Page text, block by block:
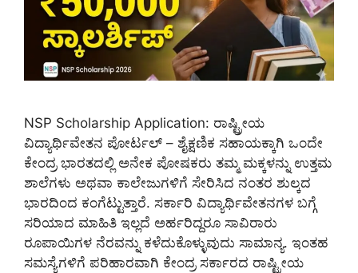
NSP Scholarship Application: ರಾಷ್ಟ್ರೀಯ
ವಿದ್ಯಾರ್ಥಿವೇತನ ಪೋರ್ಟಲ್ – ಶೈಕ್ಷಣಿಕ ಸಹಾಯಕ್ಕಾಗಿ ಒಂದೇ
ಕೇಂದ್ರ ಭಾರತದಲ್ಲಿ ಅನೇಕ ಪೋಷಕರು ತಮ್ಮ ಮಕ್ಕಳನ್ನು ಉತ್ತಮ
ಶಾಲೆಗಳು ಅಥವಾ ಕಾಲೇಜುಗಳಿಗೆ ಸೇರಿಸಿದ ನಂತರ ಶುಲ್ಕದ
ಭಾರದಿಂದ ಕಂಗೆಟ್ಟುತ್ತಾರೆ. ಸರ್ಕಾರಿ ವಿದ್ಯಾರ್ಥಿವೇತನಗಳ ಬಗ್ಗೆ
ಸರಿಯಾದ ಮಾಹಿತಿ ಇಲ್ಲದೆ ಅರ್ಹರಿದ್ದರೂ ಸಾವಿರಾರು
ರೂಪಾಯಿಗಳ ನೆರವನ್ನು ಕಳೆದುಕೊಳ್ಳುವುದು ಸಾಮಾನ್ಯ. ಇಂತಹ
ಸಮಸ್ಯೆಗಳಿಗೆ ಪರಿಹಾರವಾಗಿ ಕೇಂದ್ರ ಸರ್ಕಾರದ ರಾಷ್ಟ್ರೀಯ